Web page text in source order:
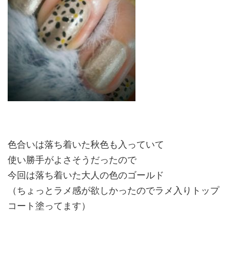
色合いは落ち着いた秋色も入っていて
使い勝手がよさそうだったので
今回は落ち着いた大人の色のゴールド
（ちょっとラメ感が欲しかったのでラメ入りトップ
コート塗ってます）